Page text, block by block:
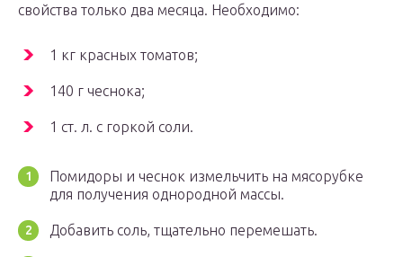
свойства только два месяца. Необходимо:
1 кг красных томатов;
140 г чеснока;
1 ст. л. с горкой соли.
Помидоры и чеснок измельчить на мясорубке
для получения однородной массы.
Добавить соль, тщательно перемешать.